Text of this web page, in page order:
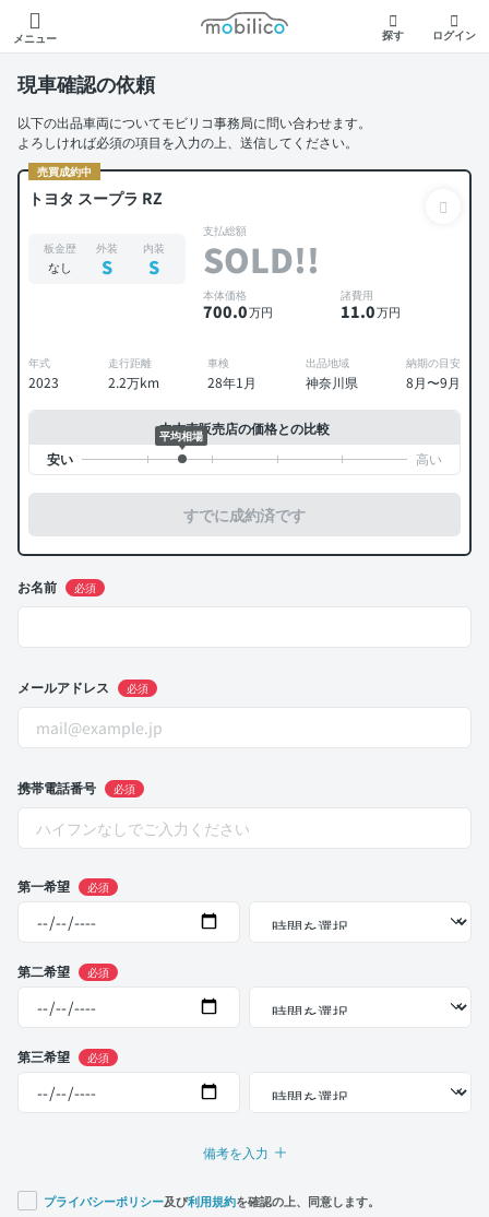
メニュー
モビリコ
探す ログイン
現車確認の依頼
以下の出品車両についてモビリコ事務局に問い合わせます。
よろしければ必須の項目を入力の上、送信してください。
売買成約中
トヨタ スープラ RZ
板金歴
なし
外装
S
内装
S
支払総額
SOLD!!
本体価格
700.0万円
諸費用
11.0万円
年式
2023
走行距離
2.2万km
車検
28年1月
出品地域
神奈川県
納期の目安
8月〜9月
中古車販売店の価格との比較
平均相場
すでに成約済です
お名前 必須
メールアドレス 必須
携帯電話番号 必須
第一希望 必須
第二希望 必須
第三希望 必須
備考を入力
プライバシーポリシー及び利用規約を確認の上、同意します。